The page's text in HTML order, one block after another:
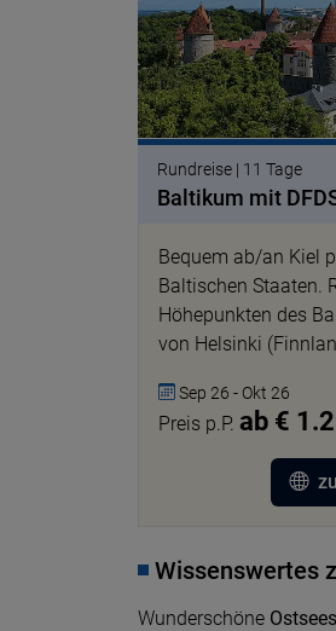
Rundreise | 11 Tage
Baltikum mit
Bequem ab/an Kiel
Baltischen Staaten.
Höhepunkten des
von Helsinki
Sep 26 - Okt 26
Preis p.P. ab €
Wissenswertes
Wunderschöne